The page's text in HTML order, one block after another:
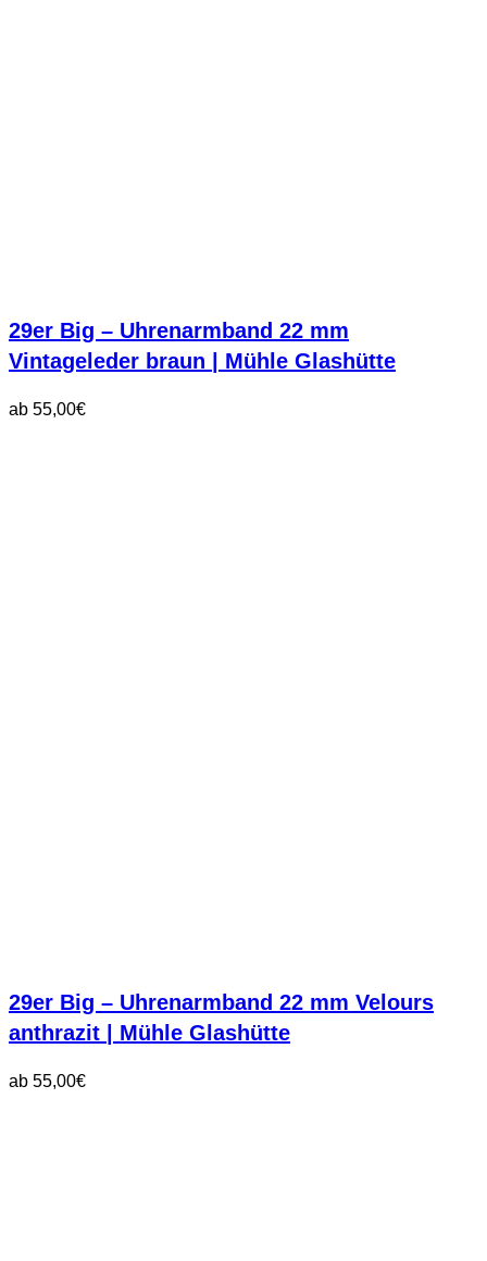
29er Big – Uhrenarmband 22 mm
Vintageleder braun | Mühle Glashütte
ab 55,00€
29er Big – Uhrenarmband 22 mm Velours
anthrazit | Mühle Glashütte
ab 55,00€